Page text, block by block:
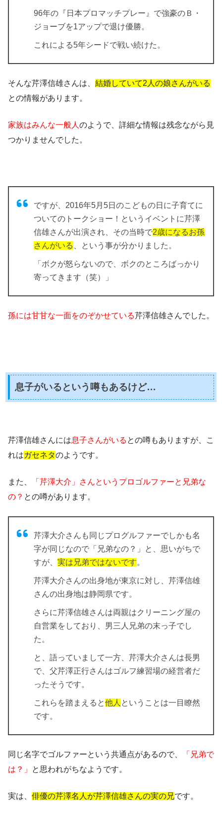
96年の『日本プロマッチプレー』で強豪のＢ・
ジョーブを1アップで退け優勝。
これによる5年シードで戦い続けた。
そんな芹澤信雄さんは、 結婚していて2人の娘さんがいる
との情報があります。
家族はみんな一般人 のようで、 詳細な情報は残念ながら見
つかりませんでした。
ですが、2016年5月5日のこどもの日に子育てに
ついてのトークショー！というイベントに芹澤
信雄さんが出演され、その当時で2歳になるお孫
さんがいる
、という事が分かりました。
「 ボクが怒らないので、ボクのところばっかり
寄ってきます（笑）
」
孫には甘甘な一面をのぞかせている芹澤信雄さんでした。
息子がいるという噂もあるけど…
芹澤信雄さんには息子さんがいる との噂もありますが、こ
れはガセネタのようです。
また、
「芹澤大介」さんというプロゴルファーと兄弟な
の？ との噂があります。
芹澤大介さんも同じプログルファーでしかも名
字が同じなので「兄弟なの？」と、思いがちで
すが、 実は兄弟ではないです。
芹澤大介さんの出身地が東京に対し、芹澤信雄
さんの出身地は静岡県です。
さらに芹澤信雄さんは両親はクリーニング屋の
自営業をしており、男三人兄弟の末っ子でし
た。
と、語っていまして一方、芹澤大介さんは長男
で、父芹澤正行さんはゴルフ練習場の経営者だ
ったそうです。
これらを踏まえると他人 ということは一目瞭然
です。
同じ名字でゴルファーという共通点があるので、
「兄弟で
は？」
と思われがちなようです。
実は、 俳優の芹澤名人が芹澤信雄さんの実の兄です。